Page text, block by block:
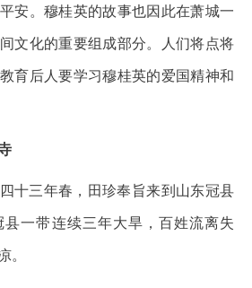
安。穆桂英的故事也因此在萧城一
文化的重要组成部分。人们将点将
育后人要学习穆桂英的爱国精神和
十三年春，田珍奉旨来到山东冠县
县一带连续三年大旱，百姓流离失
。